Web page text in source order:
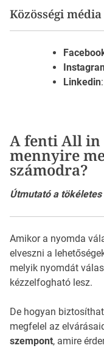
Közösségi
Linkedin:
A fenti All in
mennyire
számodra?
Útmutató a
Amikor a nyomda
elveszni a
melyik nyomdát
kézzelfogható lesz.
De hogyan
megfelel az
szempont, amire